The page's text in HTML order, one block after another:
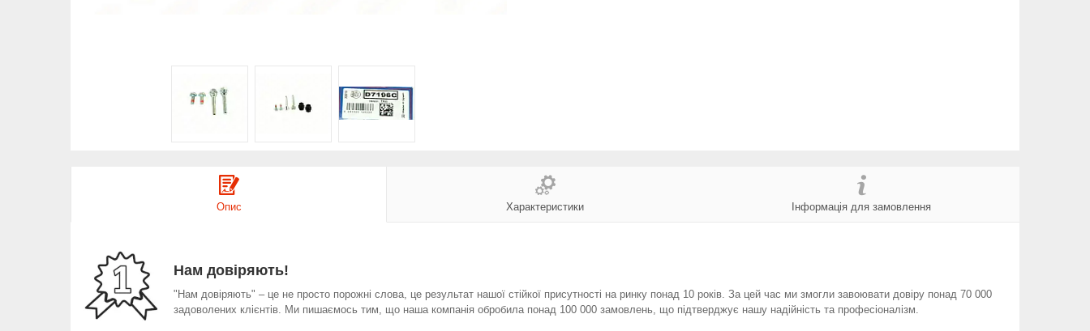
Опис Характеристики Інформація для замовлення
Нам довіряють!
"Нам довіряють" – це не просто порожні слова, це результат нашої стійкої присутності на ринку понад 10 років. За цей час ми змогли завоювати довіру понад 70 000
задоволених клієнтів. Ми пишаємось тим, що наша компанія обробила понад 100 000 замовлень, що підтверджує нашу надійність та професіоналізм.